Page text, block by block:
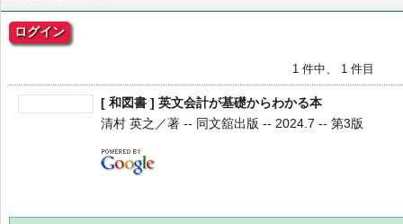
ログイン
1 件中、 1 件目
[ 和図書 ] 英文会計が基礎からわかる本
清村 英之／著 -- 同文舘出版 -- 2024.7 -- 第3版